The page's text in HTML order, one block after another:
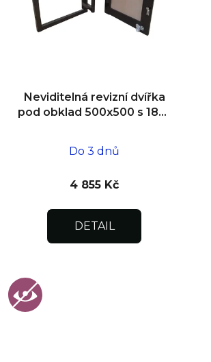
Neviditelná revizní dvířka
pod obklad 500x500 s 180°
Do 3 dnů
4 855 Kč
DETAIL